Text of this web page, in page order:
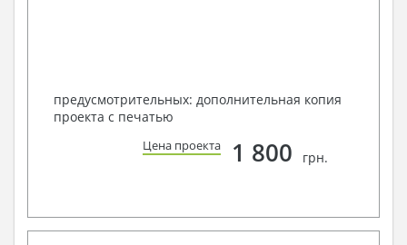
предусмотрительных: дополнительная копия
проекта с печатью
Цена проекта 1 800 грн.